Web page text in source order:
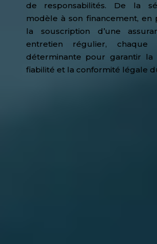
de responsabilités. De la
modèle à son financement, en
la souscription d’une
entretien régulier, chaque
déterminante pour garantir la
fiabilité et la conformité légale